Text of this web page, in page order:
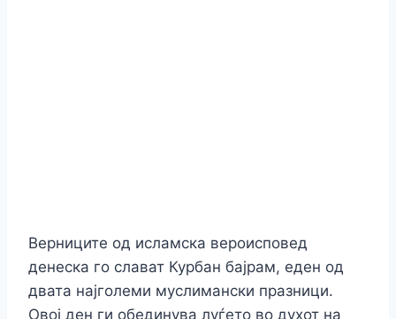
Верниците од исламска вероисповед
денеска го слават Курбан бајрам, еден од
двата најголеми муслимански празници.
Овој ден ги обединува луѓето во духот на